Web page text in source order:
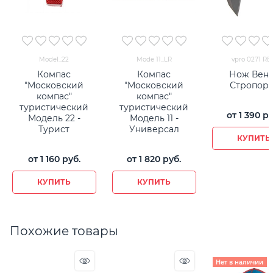
Model_22
Компас
"Московский
компас"
туристический
Модель 22 -
Турист
от 1 160 руб.
КУПИТЬ
Mode 11_LR
Компас
"Московский
компас"
туристический
Модель 11 -
Универсал
от1 820 руб.
КУПИТЬ
vpro 0271
Нож
от1 390
КУПИТЬ
Похожие товары
Нет в наличии